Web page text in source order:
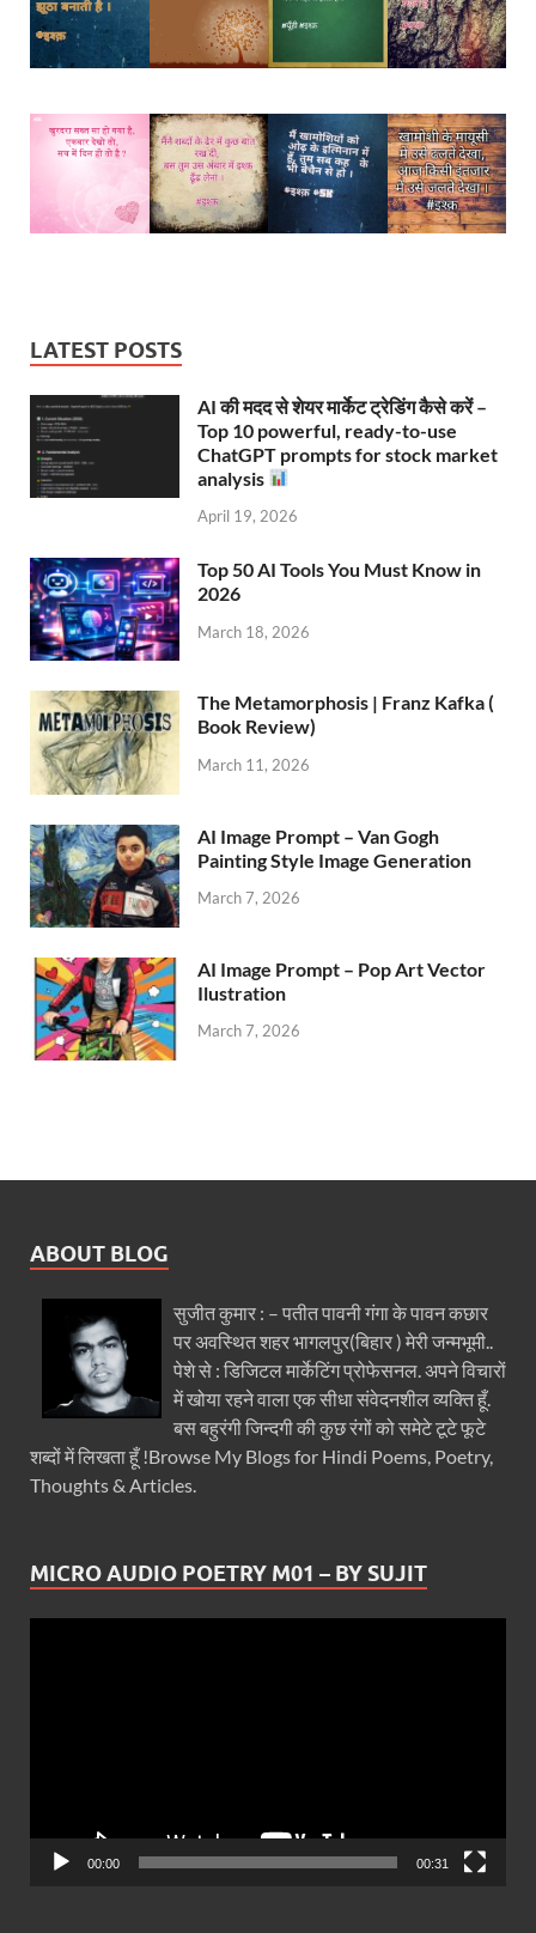
LATEST POSTS
AI की मदद से शेयर मार्केट ट्रेडिंग कैसे करें –
Top 10 powerful, ready-to-use
ChatGPT prompts for stock market
analysis
April 19, 2026
Top 50 AI Tools You Must Know in
2026
March 18, 2026
The Metamorphosis | Franz Kafka (
Book Review)
March 11, 2026
AI Image Prompt – Van Gogh
Painting Style Image Generation
March 7, 2026
AI Image Prompt – Pop Art Vector
Ilustration
March 7, 2026
ABOUT BLOG
सुजीत कुमार : – पतीत पावनी गंगा के पावन कछार
पर अवस्थित शहर भागलपुर(बिहार ) मेरी जन्मभूमी..
पेशे से : डिजिटल मार्केटिंग प्रोफेसनल. अपने विचारों
में खोया रहने वाला एक सीधा संवेदनशील व्यक्ति हूँ.
बस बहुरंगी जिन्दगी की कुछ रंगों को समेटे टूटे फूटे
शब्दों में लिखता हूँ !Browse My Blogs for Hindi Poems, Poetry,
Thoughts & Articles.
MICRO AUDIO POETRY M01 – BY SUJIT
00:00 00:31